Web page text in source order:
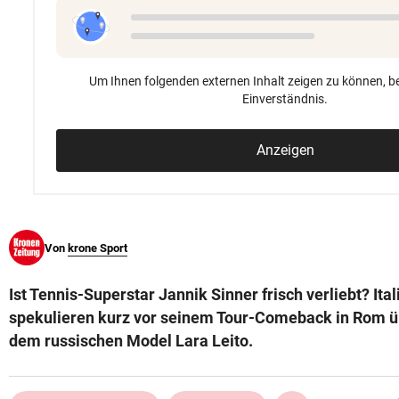
© Krone Multimedia GmbH & Co KG 2026
Muthgasse 2, 1190 Wien
Um Ihnen folgenden externen Inhalt zeigen zu können,
Einverständnis.
Anzeigen
Von krone Sport
Ist Tennis-Superstar Jannik Sinner frisch verliebt?
spekulieren kurz vor seinem Tour-Comeback in Rom
dem russischen Model Lara Leito.